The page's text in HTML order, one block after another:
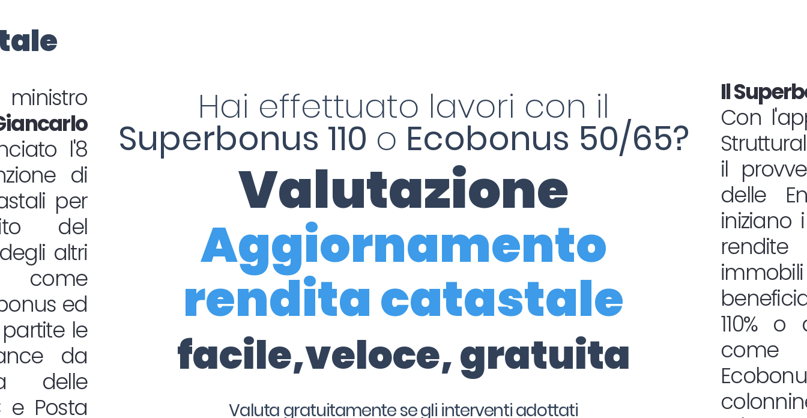
l'8
di
per
del
altri
ed
le
da
delle
e Posta
Valutazione
Aggiornamento
rendita catastale
facile,veloce, gratuita
Valuta gratuitamente se gli interventi adottati
Hai effettuato lavori con il
Superbonus 110 o Ecobonus 50/65?
Il
Con
il
delle
iniziano
110%
come